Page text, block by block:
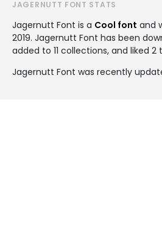
JAGERNUTT FONT STATS
Jagernutt Font is a Cool font and
2019. Jagernutt Font has been
added to 11 collections, and liked 2
Jagernutt Font was recently